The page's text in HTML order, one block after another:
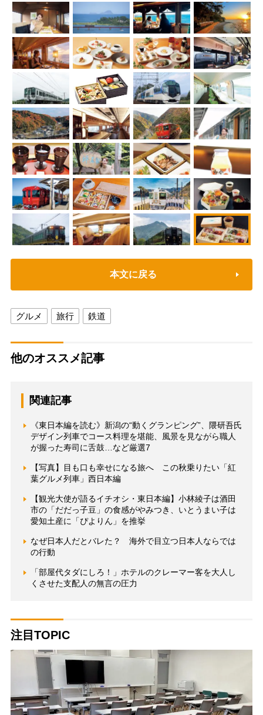
本文に戻る
グルメ 旅行 鉄道
他のオススメ記事
関連記事
《東日本編を読む》新潟の“動くグランピング”、隈研吾氏
デザイン列車でコース料理を堪能、風景を見ながら職人
が握った寿司に舌鼓…など厳選7
【写真】目も口も幸せになる旅へ この秋乗りたい「紅
葉グルメ列車」西日本編
【観光大使が語るイチオシ・東日本編】小林綾子は酒田
市の「だだっ子豆」の食感がやみつき、いとうまい子は
愛知土産に「ぴよりん」を推挙
なぜ日本人だとバレた？ 海外で目立つ日本人ならでは
の行動
「部屋代タダにしろ！」ホテルのクレーマー客を大人し
くさせた支配人の無言の圧力
注目TOPIC